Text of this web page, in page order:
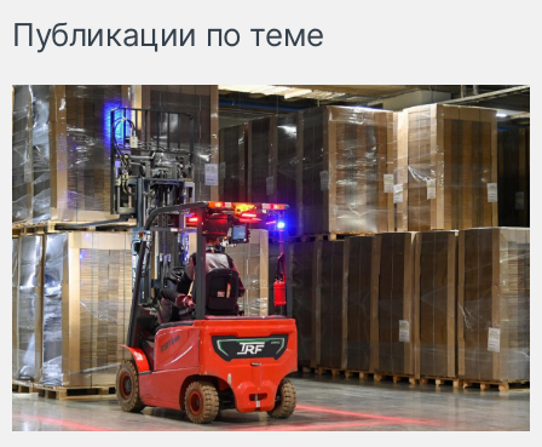
Публикации по теме